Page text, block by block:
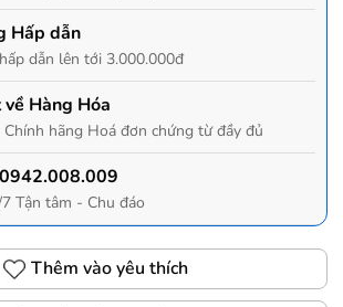
Hấp dẫn
dẫn lên tới 3.000.000đ
Hàng Hóa
Chính hãng Hoá đơn chứng từ đầy đủ
0942.008.009
Tận tâm - Chu đáo
Thêm vào yêu thích